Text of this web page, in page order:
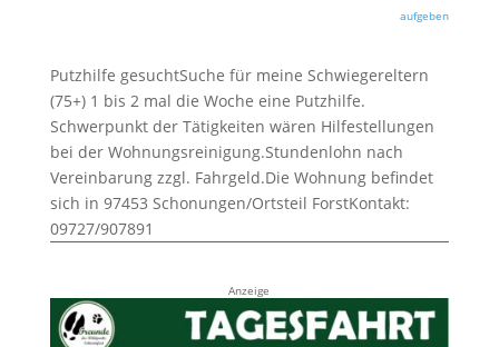
aufgeben
Putzhilfe gesuchtSuche für meine Schwiegereltern
(75+) 1 bis 2 mal die Woche eine Putzhilfe.
Schwerpunkt der Tätigkeiten wären Hilfestellungen
bei der Wohnungsreinigung.Stundenlohn nach
Vereinbarung zzgl. Fahrgeld.Die Wohnung befindet
sich in 97453 Schonungen/Ortsteil ForstKontakt:
09727/907891
Anzeige